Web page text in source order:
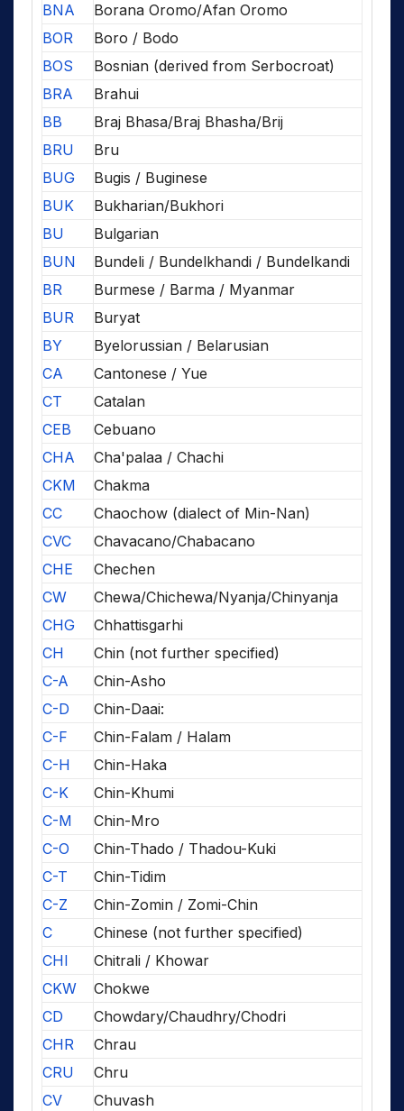
BNA
Borana Oromo/Afan Oromo
BOR
Boro / Bodo
BOS
Bosnian (derived from Serbocroat)
BRA
Brahui
BB
Braj Bhasa/Braj Bhasha/Brij
BRU
Bru
BUG
Bugis / Buginese
BUK
Bukharian/Bukhori
BU
Bulgarian
BUN
Bundeli / Bundelkhandi / Bundelkandi
BR
Burmese / Barma / Myanmar
BUR
Buryat
BY
Byelorussian / Belarusian
CA
Cantonese / Yue
CT
Catalan
CEB
Cebuano
CHA
Cha'palaa / Chachi
CKM
Chakma
CC
Chaochow (dialect of Min-Nan)
CVC
Chavacano/Chabacano
CHE
Chechen
CW
Chewa/Chichewa/Nyanja/Chinyanja
CHG
Chhattisgarhi
CH
Chin (not further specified)
C-A
Chin-Asho
C-D
Chin-Daai:
C-F
Chin-Falam / Halam
C-H
Chin-Haka
C-K
Chin-Khumi
C-M
Chin-Mro
C-O
Chin-Thado / Thadou-Kuki
C-T
Chin-Tidim
C-Z
Chin-Zomin / Zomi-Chin
C
Chinese (not further specified)
CHI
Chitrali / Khowar
CKW
Chokwe
CD
Chowdary/Chaudhry/Chodri
CHR
Chrau
CRU
Chru
CV
Chuvash